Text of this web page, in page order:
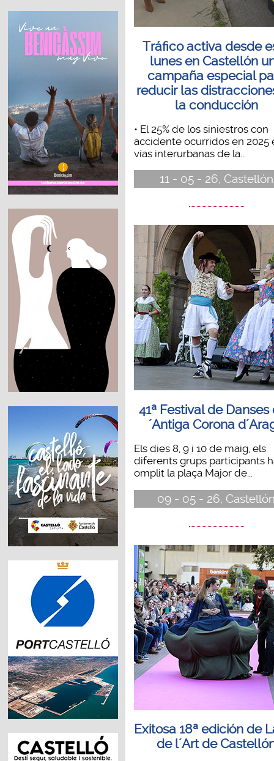
Tráfico activa desde
lunes en Castellón
campaña especial
reducir las
la conducción
• El 25% de los siniestros con
accidente ocurridos en 2025
vías interurbanas de la...
11 - 05 - 26, Castellón
41ª Festival de Danses
´Antiga Corona
Els dies 8, 9 i 10 de maig, els
diferents grups participants
omplit la plaça Major de...
09 - 05 - 26,
Exitosa 18ª edición de
de l´Art de